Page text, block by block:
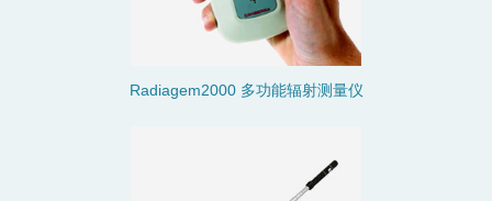
Radiagem2000 多功能辐射测量仪